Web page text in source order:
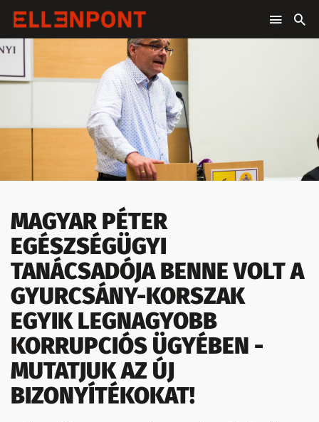
MAGYAR PÉTER
EGÉSZSÉGÜGYI
TANÁCSADÓJA BENNE VOLT A
GYURCSÁNY-KORSZAK
EGYIK LEGNAGYOBB
KORRUPCIÓS ÜGYÉBEN -
MUTATJUK AZ ÚJ
BIZONYÍTÉKOKAT!